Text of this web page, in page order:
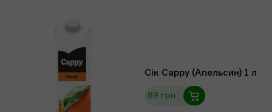
Сік Сарру (Апельсин) 1 л
89 грн